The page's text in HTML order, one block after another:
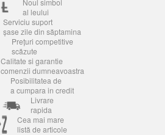
al leului
Serviciu suport
șase zile din săptamina
Prețuri competitive
scăzute
Calitate si garantie
comenzii dumneavoastra
Posibilitatea de
a cumpara in credit
Livrare
rapida
Cea mai mare
listă de articole